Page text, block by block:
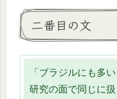
二番目の文
「ブラジルにも多
研究の面で同じに